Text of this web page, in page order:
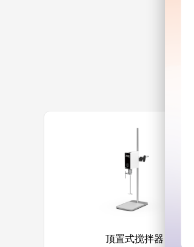
顶置式搅拌器